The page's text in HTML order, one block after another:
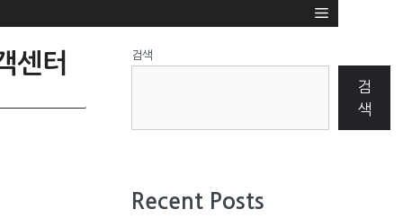
센터 검색
검
색
Recent Posts